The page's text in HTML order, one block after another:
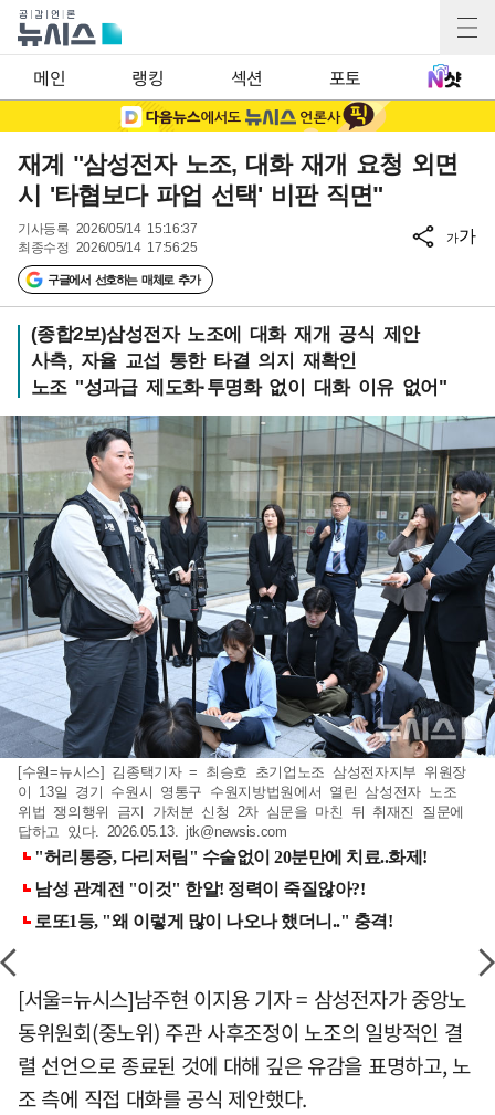
메인 랭킹 섹션 포토
재계 "삼성전자 노조, 대화 재개 요청 외면
시 '타협보다 파업 선택' 비판 직면"
기사등록 2026/05/14 15:16:37
최종수정 2026/05/14 17:56:25
구글에서 선호하는 매체로 추가
가가
(종합2보)삼성전자 노조에 대화 재개 공식 제안
사측, 자율 교섭 통한 타결 의지 재확인
노조 "성과급 제도화·투명화 없이 대화 이유 없어"
[수원=뉴시스] 김종택기자 = 최승호 초기업노조 삼성전자지부 위원장
이 13일 경기 수원시 영통구 수원지방법원에서 열린 삼성전자 노조
위법 쟁의행위 금지 가처분 신청 2차 심문을 마친 뒤 취재진 질문에
답하고 있다. 2026.05.13. jtk@newsis.com
[서울=뉴시스]남주현 이지용 기자 = 삼성전자가 중앙노
동위원회(중노위) 주관 사후조정이 노조의 일방적인 결
렬 선언으로 종료된 것에 대해 깊은 유감을 표명하고, 노
조 측에 직접 대화를 공식 제안했다.